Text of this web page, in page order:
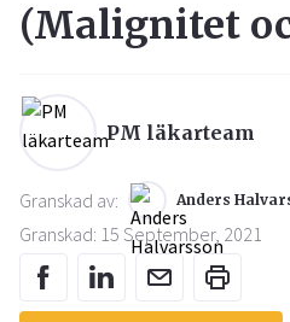
(Malignitet
PM läkarteam
Granskad av: Anders
Granskad: 15 September, 2021